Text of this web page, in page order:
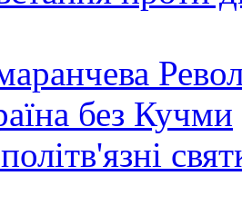
без Кучми